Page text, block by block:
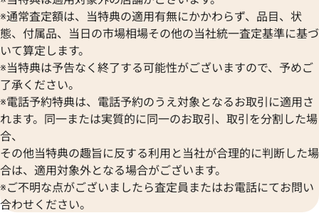
ディオール カナージュ 財布 レザー
参考買取価格
39,000円
2026年3月28日時点
※通常査定額は、当特典の適用有無にかかわらず、品目、状
態、付属品、当日の市場相場その他の当社統一査定基準に基づ
いて算定します。
※当特典は予告なく終了する可能性がございますので、予めご
了承ください。
※電話予約特典は、電話予約のうえ対象となるお取引に適用さ
れます。同一または実質的に同一のお取引、取引を分割した場
合、
その他当特典の趣旨に反する利用と当社が合理的に判断した場
合は、適用対象外となる場合がございます。
※ご不明な点がございましたら査定員またはお電話にてお問い
合わせください。